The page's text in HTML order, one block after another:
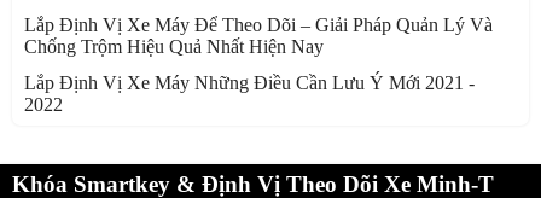
Lắp Định Vị Xe Máy Để Theo Dõi – Giải Pháp Quản Lý Và
Chống Trộm Hiệu Quả Nhất Hiện Nay
Lắp Định Vị Xe Máy Những Điều Cần Lưu Ý Mới 2021 -
2022
Khóa Smartkey & Định Vị Theo Dõi Xe Minh-T